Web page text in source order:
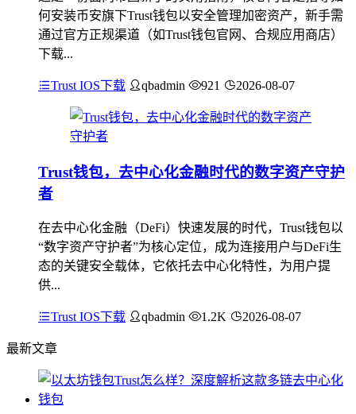
何安装币安旗下Trust钱包以安全管理加密资产，新手需
通过官方正规渠道（如Trust钱包官网、合规应用商店）
下载...
Trust IOS下载 qbadmin 921 2026-08-07
Trust钱包，去中心化金融时代的数字资产守护
者
在去中心化金融（DeFi）快速发展的时代，Trust钱包以
“数字资产守护者”为核心定位，成为连接用户与DeFi生
态的关键安全载体，它依托去中心化特性，为用户提
供...
Trust IOS下载 qbadmin 1.2K 2026-08-07
最新文章